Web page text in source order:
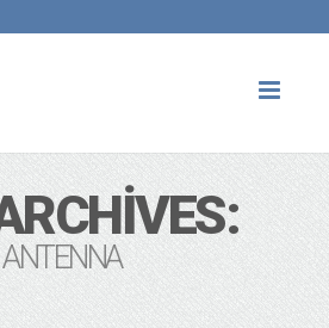
ANTENNA